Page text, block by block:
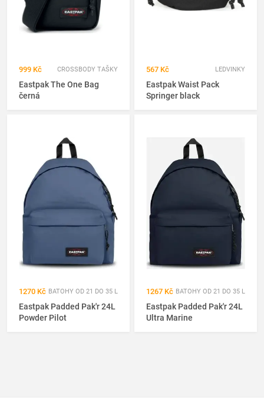
999 Kč CROSSBODY TAŠKY
Eastpak The One Bag
černá
567 Kč LEDVINKY
Eastpak Waist Pack
Springer black
1270 Kč BATOHY OD 21 DO 35 L
Eastpak Padded Pak'r 24L
Powder Pilot
1267 Kč BATOHY OD 21 DO 35 L
Eastpak Padded Pak'r 24L
Ultra Marine